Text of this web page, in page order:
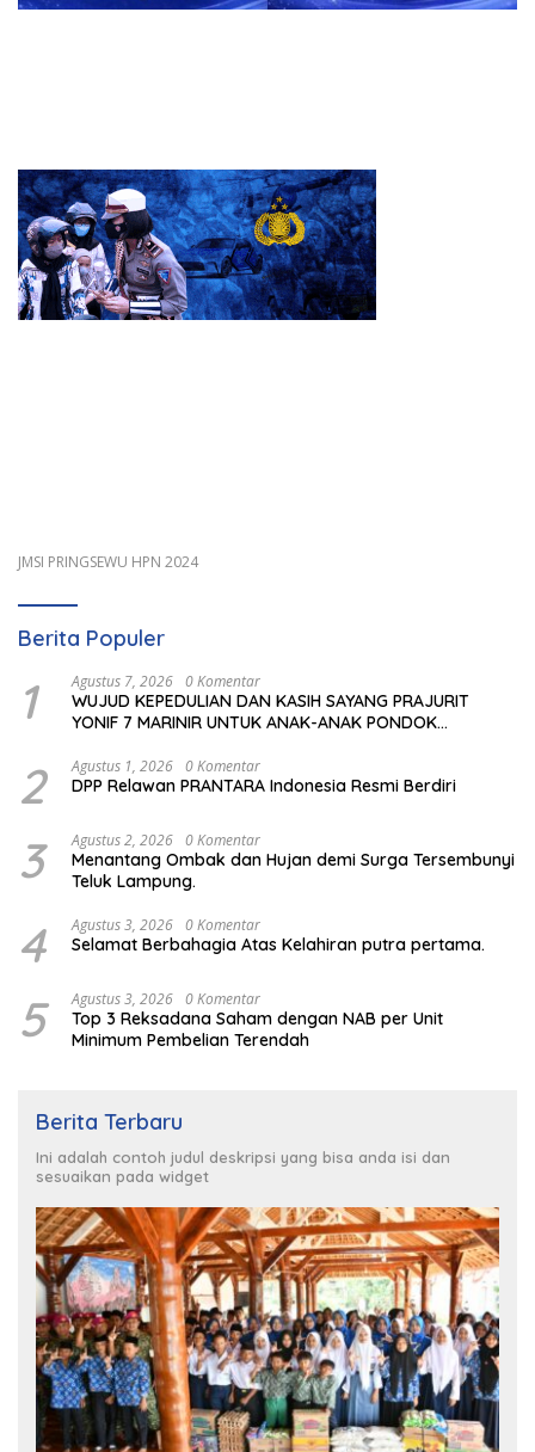
JMSI PRINGSEWU HPN 2024
Berita Populer
1 Agustus 7, 2026 0 Komentar
WUJUD KEPEDULIAN DAN KASIH SAYANG PRAJURIT
YONIF 7 MARINIR UNTUK ANAK-ANAK PONDOK
2 Agustus 1, 2026 0 Komentar
DPP Relawan PRANTARA Indonesia Resmi Berdiri
3 Agustus 2, 2026 0 Komentar
Menantang Ombak dan Hujan demi Surga Tersembunyi
Teluk Lampung.
4 Agustus 3, 2026 0 Komentar
Selamat Berbahagia Atas Kelahiran putra pertama.
5 Agustus 3, 2026 0 Komentar
Top 3 Reksadana Saham dengan NAB per Unit
Minimum Pembelian Terendah
Berita Terbaru
Ini adalah contoh judul deskripsi yang bisa anda isi dan
sesuaikan pada widget